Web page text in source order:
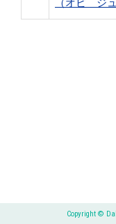
（オビ ジュ
Copyright ©